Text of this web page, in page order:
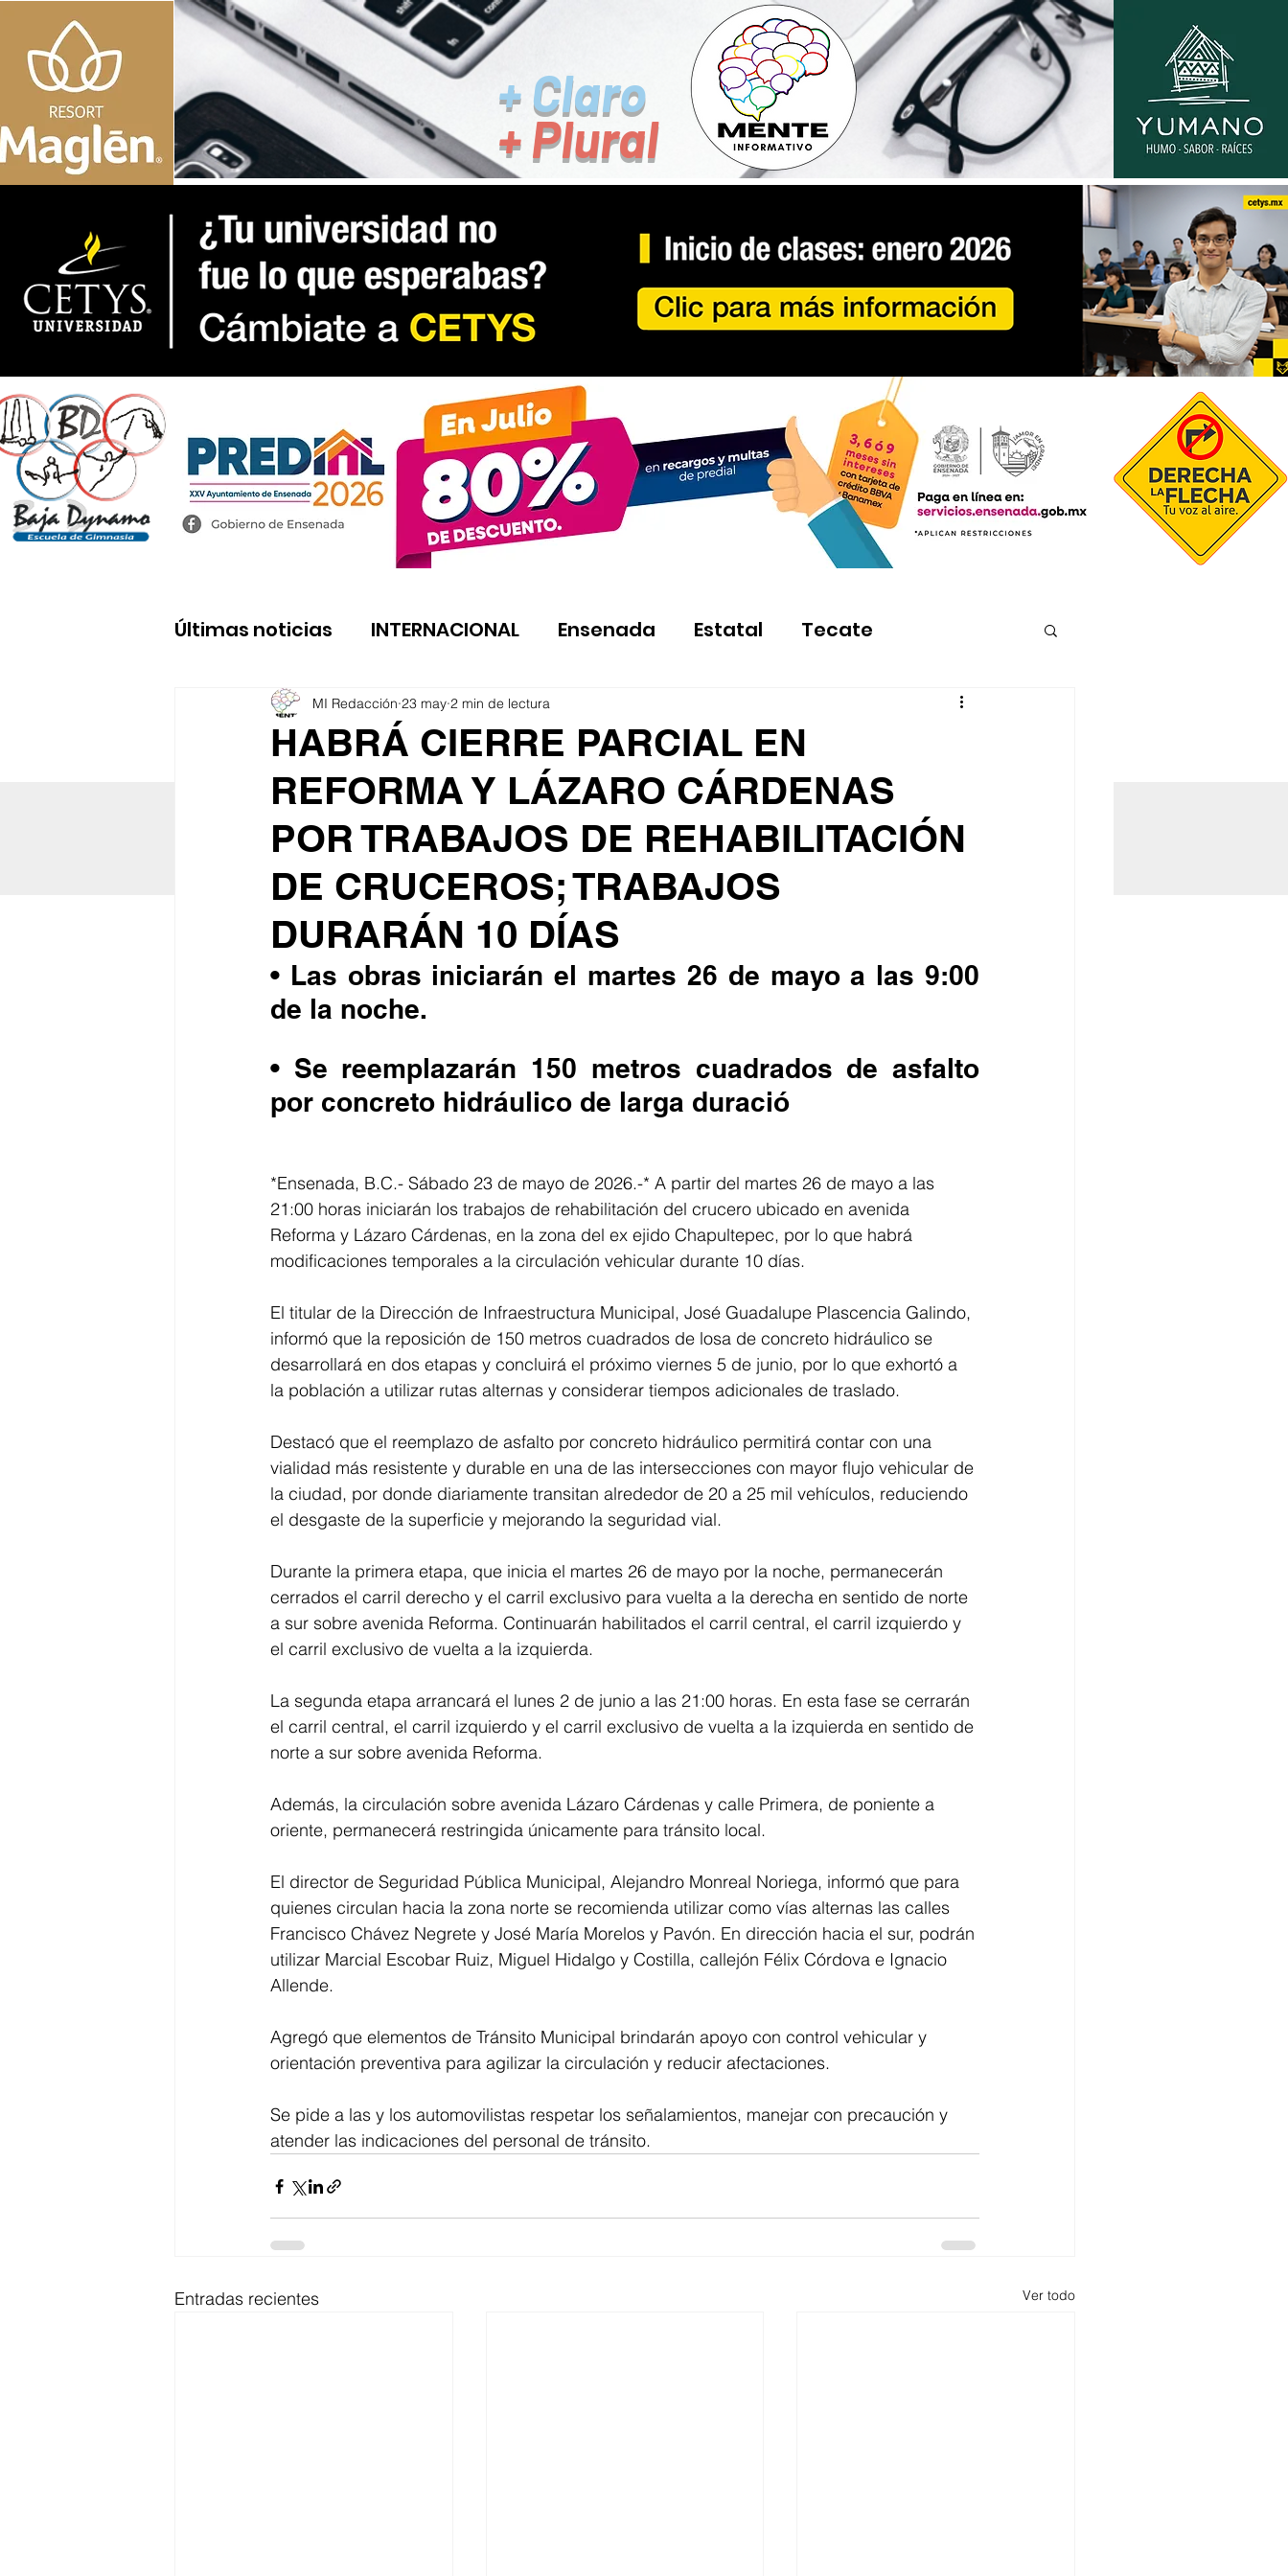
+ Claro
+ Plural
Últimas noticias INTERNACIONAL Ensenada Estatal Tecate
HABRÁ CIERRE PARCIAL EN
REFORMA Y LÁZARO CÁRDENAS
POR TRABAJOS DE REHABILITACIÓN
DE CRUCEROS; TRABAJOS
DURARÁN 10 DÍAS
MI Redacción 23 may 2 min de lectura
• Las obras iniciarán el martes 26 de mayo a las 9:00
de la noche.
• Se reemplazarán 150 metros cuadrados de asfalto
por concreto hidráulico de larga duració
*Ensenada, B.C.- Sábado 23 de mayo de 2026.-* A partir del martes 26 de mayo a las
21:00 horas iniciarán los trabajos de rehabilitación del crucero ubicado en avenida
Reforma y Lázaro Cárdenas, en la zona del ex ejido Chapultepec, por lo que habrá
modificaciones temporales a la circulación vehicular durante 10 días.
El titular de la Dirección de Infraestructura Municipal, José Guadalupe Plascencia Galindo,
informó que la reposición de 150 metros cuadrados de losa de concreto hidráulico se
desarrollará en dos etapas y concluirá el próximo viernes 5 de junio, por lo que exhortó a
la población a utilizar rutas alternas y considerar tiempos adicionales de traslado.
Destacó que el reemplazo de asfalto por concreto hidráulico permitirá contar con una
vialidad más resistente y durable en una de las intersecciones con mayor flujo vehicular de
la ciudad, por donde diariamente transitan alrededor de 20 a 25 mil vehículos, reduciendo
el desgaste de la superficie y mejorando la seguridad vial.
Durante la primera etapa, que inicia el martes 26 de mayo por la noche, permanecerán
cerrados el carril derecho y el carril exclusivo para vuelta a la derecha en sentido de norte
a sur sobre avenida Reforma. Continuarán habilitados el carril central, el carril izquierdo y
el carril exclusivo de vuelta a la izquierda.
La segunda etapa arrancará el lunes 2 de junio a las 21:00 horas. En esta fase se cerrarán
el carril central, el carril izquierdo y el carril exclusivo de vuelta a la izquierda en sentido de
norte a sur sobre avenida Reforma.
Además, la circulación sobre avenida Lázaro Cárdenas y calle Primera, de poniente a
oriente, permanecerá restringida únicamente para tránsito local.
El director de Seguridad Pública Municipal, Alejandro Monreal Noriega, informó que para
quienes circulan hacia la zona norte se recomienda utilizar como vías alternas las calles
Francisco Chávez Negrete y José María Morelos y Pavón. En dirección hacia el sur, podrán
utilizar Marcial Escobar Ruiz, Miguel Hidalgo y Costilla, callejón Félix Córdova e Ignacio
Allende.
Agregó que elementos de Tránsito Municipal brindarán apoyo con control vehicular y
orientación preventiva para agilizar la circulación y reducir afectaciones.
Se pide a las y los automovilistas respetar los señalamientos, manejar con precaución y
atender las indicaciones del personal de tránsito.
Entradas recientes Ver todo